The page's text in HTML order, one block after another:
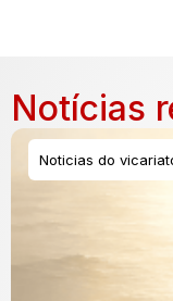
Notícias
Noticias do